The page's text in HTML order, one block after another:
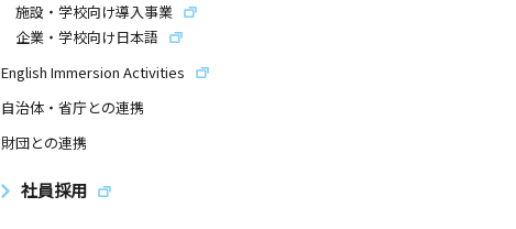
施設・学校向け導入事業
企業・学校向け日本語
English Immersion Activities
自治体・省庁との連携
財団との連携
社員採用